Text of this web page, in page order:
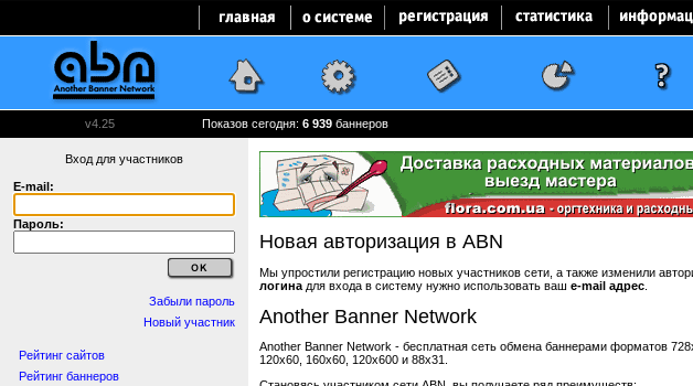
v4.25 Показов сегодня: 6 939 баннеров
Вход для участников
E-mail:
Пароль:
Забыли пароль
Новый участник
Рейтинг сайтов
Рейтинг баннеров
Новая авторизация в ABN
Мы упростили регистрацию новых участников сети, а также изменили
логина для входа в систему нужно использовать ваш e-mail адрес
Another Banner Network
Another Banner Network - бесплатная сеть обмена баннерами форматов
120x60, 160x60, 120x600 и 88x31.